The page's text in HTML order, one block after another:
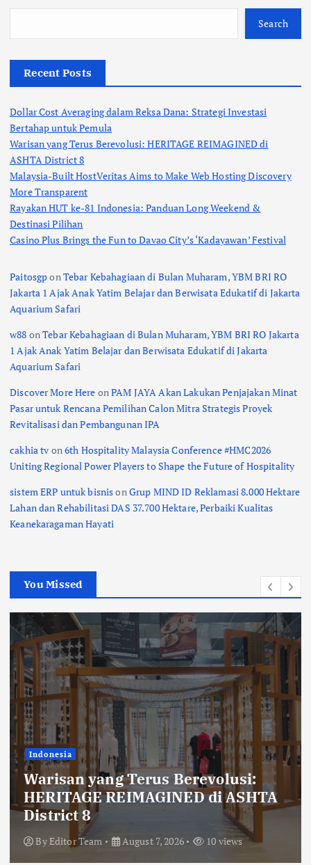
Search
Recent Posts
Dollar Cost Averaging dalam Reksa Dana: Strategi Investasi
Bertahap untuk Pemula
Warisan yang Terus Berevolusi: HERITAGE REIMAGINED di
ASHTA District 8
Malaysia-Built HostVeritas Aims to Make Web Hosting Discovery
More Transparent
Rayakan HUT ke-81 Indonesia: Panduan Long Weekend &
Destinasi Pilihan
Casino Plus Brings the Fun to Davao City’s ‘Kadayawan’ Festival
PaitosgponTebar Kebahagiaan di Bulan Muharam, YBM BRI RO
Jakarta 1 Ajak Anak Yatim Belajar dan Berwisata Edukatif di Jakarta
Aquarium Safari
w88 onTebar Kebahagiaan di Bulan Muharam, YBM BRI RO Jakarta
1 Ajak Anak Yatim Belajar dan Berwisata Edukatif di Jakarta
Aquarium Safari
Discover More Here onPAM JAYA Akan Lakukan Penjajakan Minat
Pasar untuk Rencana Pemilihan Calon Mitra Strategis Proyek
Revitalisasi dan Pembangunan IPA
cakhia tv on6th Hospitality Malaysia Conference #HMC2026
Uniting Regional Power Players to Shape the Future of Hospitality
sistem ERP untuk bisnisonGrup MIND ID Reklamasi 8.000 Hektare
Lahan dan Rehabilitasi DAS 37.700 Hektare, Perbaiki Kualitas
Keanekaragaman Hayati
You Missed
Malaysia
Malaysia-Built HostVeritas Aims to
Make Web Hosting Discovery More
Transparent
ByEditor Team August 7, 2026 12 views